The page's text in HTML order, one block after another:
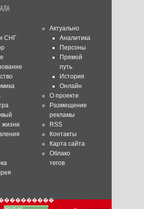
СНГ
жизни
Актуально
Аналитика
Персоны
Прямой
путь
История
Онлайн
О проекте
Размещение
рекламы
RSS
Контакты
Карта сайта
Облако
тегов